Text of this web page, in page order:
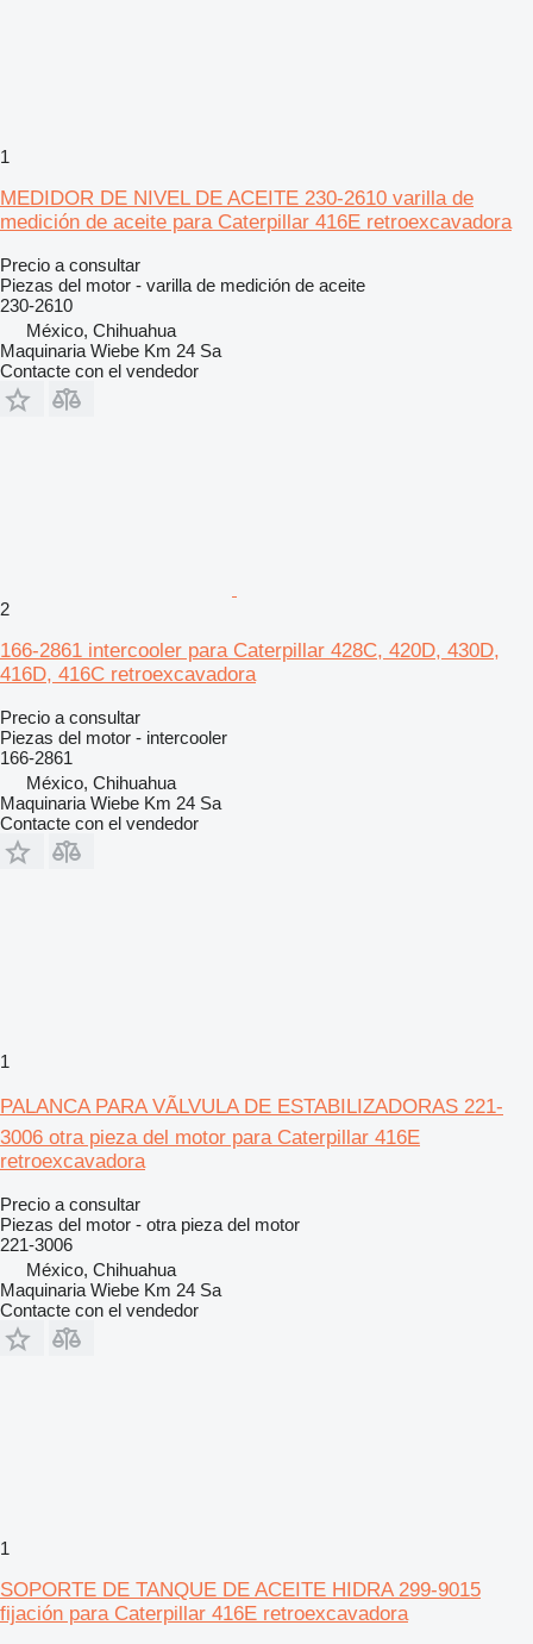
1
MEDIDOR DE NIVEL DE ACEITE 230-2610 varilla de
medición de aceite para Caterpillar 416E retroexcavadora
Precio a consultar
Piezas del motor - varilla de medición de aceite
230-2610
México, Chihuahua
Maquinaria Wiebe Km 24 Sa
Contacte con el vendedor
2
166-2861 intercooler para Caterpillar 428C, 420D, 430D,
416D, 416C retroexcavadora
Precio a consultar
Piezas del motor - intercooler
166-2861
México, Chihuahua
Maquinaria Wiebe Km 24 Sa
Contacte con el vendedor
1
PALANCA PARA VÃLVULA DE ESTABILIZADORAS 221-
3006 otra pieza del motor para Caterpillar 416E
retroexcavadora
Precio a consultar
Piezas del motor - otra pieza del motor
221-3006
México, Chihuahua
Maquinaria Wiebe Km 24 Sa
Contacte con el vendedor
1
SOPORTE DE TANQUE DE ACEITE HIDRA 299-9015
fijación para Caterpillar 416E retroexcavadora